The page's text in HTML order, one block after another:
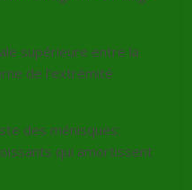
supérieure entre la
de l’extrémité
des ménisques:
qui amortissent